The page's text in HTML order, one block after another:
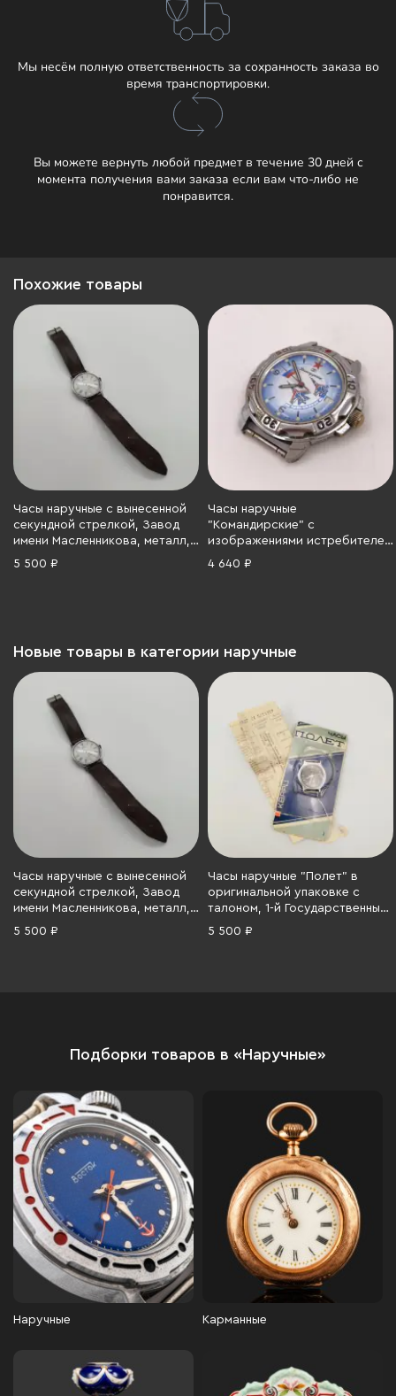
Мы несём полную ответственность за сохранность заказа во
время транспортировки.
Вы можете вернуть любой предмет в течение 30 дней с
момента получения вами заказа если вам что-либо не
понравится.
Похожие товары
Часы наручные с вынесенной
секундной стрелкой, Завод
имени Масленникова, металл,
пластик, 1980-1990 гг.
5 500 ₽
Часы наручные
"Командирские" с
изображениями истребителей
на циферблате, латунь, хром,
4 640 ₽
Новые товары в категории наручные
Часы наручные с вынесенной
секундной стрелкой, Завод
имени Масленникова, металл,
пластик, 1980-1990 гг.
5 500 ₽
Часы наручные "Полет" в
оригинальной упаковке с
талоном, 1-й Государственный
часовой завод им. Кирова
5 500 ₽
Подборки товаров в «Наручные»
Наручные Карманные